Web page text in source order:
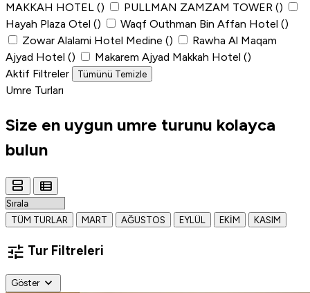
MAKKAH HOTEL () PULLMAN ZAMZAM TOWER ()
Hayah Plaza Otel () Waqf Outhman Bin Affan Hotel ()
Zowar Alalami Hotel Medine ()
Rawha Al Maqam
Ajyad Hotel () Makarem Ajyad Makkah Hotel ()
Aktif Filtreler
Tümünü Temizle
Umre Turları
Size en uygun umre turunu kolayca
bulun
view_agenda view_list
TÜM TURLAR MART AĞUSTOS EYLÜL EKIM KASIM
tune Tur Filtreleri
Göster expand_more